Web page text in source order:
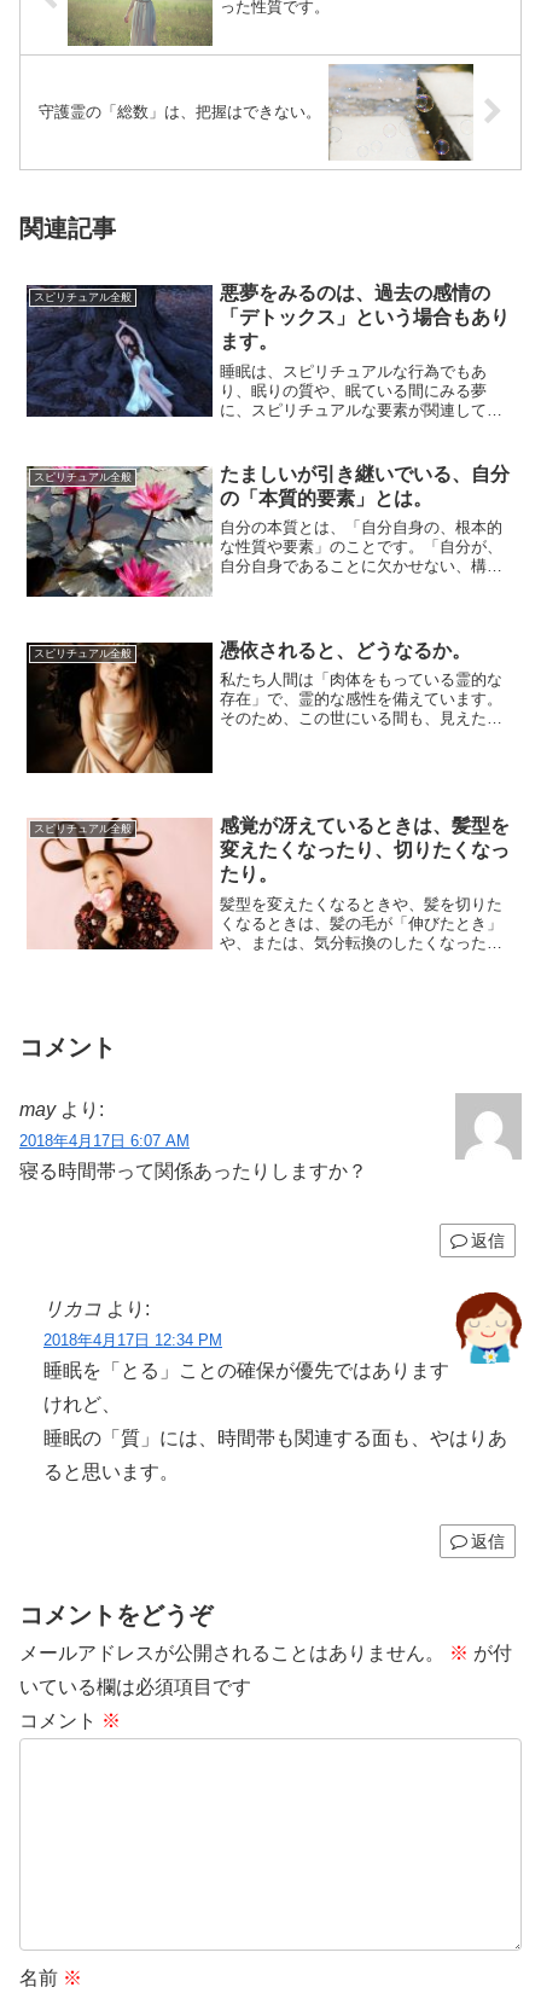
った性質です。
守護霊の「総数」は、把握はできない。
関連記事
スピリチュアル全般
悪夢をみるのは、過去の感情の
「デトックス」という場合もあり
ます。
睡眠は、スピリチュアルな行為でもあ
り、眠りの質や、眠ている間にみる夢
に、スピリチュアルな要素が関連してい
スピリチュアル全般
たましいが引き継いでいる、自分
の「本質的要素」とは。
自分の本質とは、「自分自身の、根本的
な性質や要素」のことです。「自分が、
自分自身であることに欠かせない、構成
スピリチュアル全般 憑依されると、どうなるか。
私たち人間は「肉体をもっている霊的な
存在」で、霊的な感性を備えています。
そのため、この世にいる間も、見えた
スピリチュアル全般
感覚が冴えているときは、髪型を
変えたくなったり、切りたくなっ
たり。
髪型を変えたくなるときや、髪を切りた
くなるときは、髪の毛が「伸びたとき」
や、または、気分転換のしたくなったと
コメント
may より:
2018年4月17日 6:07 AM
寝る時間帯って関係あったりしますか？
返信
リカコ より:
2018年4月17日 12:34 PM
睡眠を「とる」ことの確保が優先ではあります
けれど、
睡眠の「質」には、時間帯も関連する面も、やはりあ
ると思います。
返信
コメントをどうぞ
メールアドレスが公開されることはありません。 ※ が付
いている欄は必須項目です
コメント ※
名前 ※